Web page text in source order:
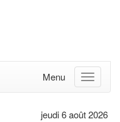
Menu
jeudi 6 août 2026